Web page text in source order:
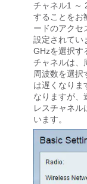
チャネル1 ～
することをお
ードのアクセ
設定されてい
GHzを選択す
チャネルは、
周波数を選
は遅くなりま
なりますが、
レスチャネル
います。